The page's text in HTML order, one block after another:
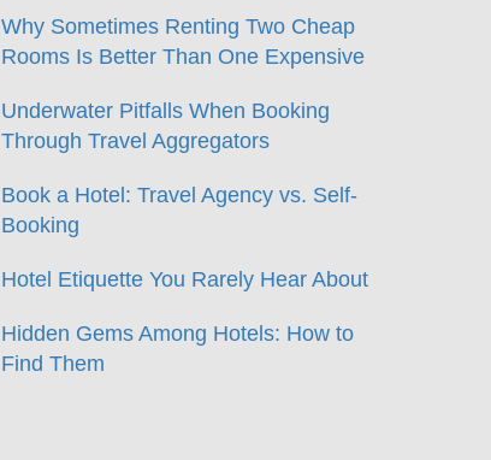
Why Sometimes Renting Two Cheap
Rooms Is Better Than One Expensive
Underwater Pitfalls When Booking
Through Travel Aggregators
Book a Hotel: Travel Agency vs. Self-
Booking
Hotel Etiquette You Rarely Hear About
Hidden Gems Among Hotels: How to
Find Them